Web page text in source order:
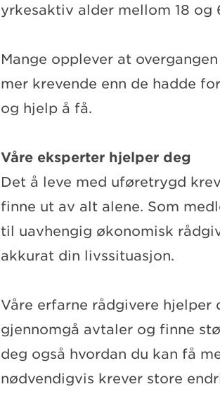
yrkesaktiv alder mellom 18 og
Mange opplever at
mer krevende enn de hadde
og hjelp å få.
Våre eksperter hjelper deg
Det å leve med uføretrygd
finne ut av alt alene. Som
til uavhengig økonomisk
akkurat din livssituasjon.
Våre erfarne rådgivere hjelper
gjennomgå avtaler og finne
deg også hvordan du kan få
nødvendigvis krever store